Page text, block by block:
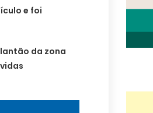
e foi
da zona